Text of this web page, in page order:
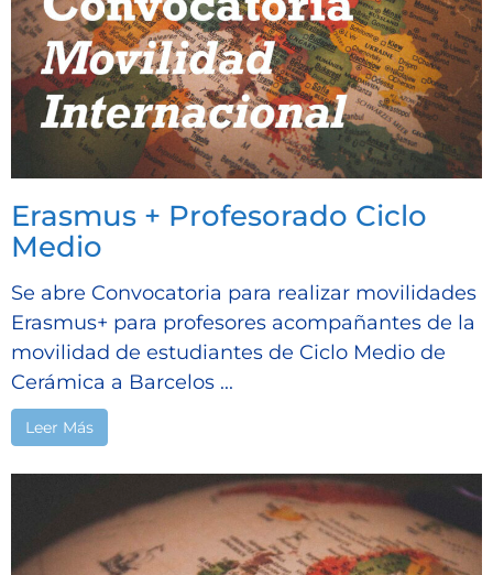
Erasmus + Profesorado Ciclo
Medio
Se abre Convocatoria para realizar movilidades
Erasmus+ para profesores acompañantes de la
movilidad de estudiantes de Ciclo Medio de
Cerámica a Barcelos ...
Leer Más